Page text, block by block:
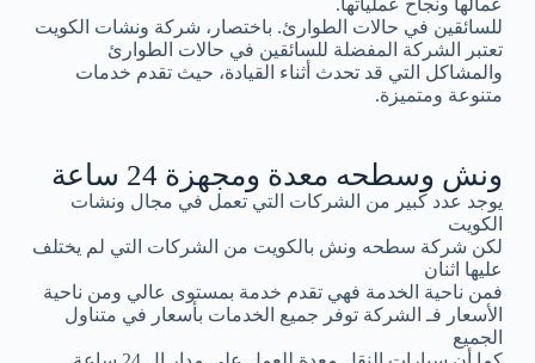
للسائقين في حالات الطوارئ. باختصار، شركة ونشات الكويت
تعتبر الشركة المفضلة للسائقين في حالات الطوارئ
والمشاكل التي قد تحدث أثناء القيادة، حيث تقدم خدمات
متنوعة ومتميزة.
ونش وسطحه معدة ومجهزة 24 ساعة
يوجد عدد كبير من الشركات التي تعمل في مجال ونشات
الكويت
لكن شركة سطحه ونش بالكويت من الشركات التي لم يختلف
عليها اثنان
فمن ناحية الخدمة فهي تقدم خدمة بمستوى عالي ومن ناحية
الأسعار فـ الشركة توفر جميع الخدمات بأسعار في متناول
الجميع